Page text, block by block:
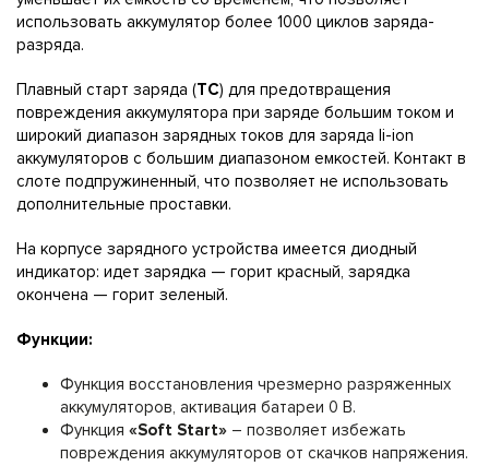
использовать аккумулятор более 1000 циклов заряда-
разряда.
Плавный старт заряда (TC) для предотвращения
повреждения аккумулятора при заряде большим током и
широкий диапазон зарядных токов для заряда li-ion
аккумуляторов с большим диапазоном емкостей. Контакт в
слоте подпружиненный, что позволяет не использовать
дополнительные проставки.
На корпусе зарядного устройства имеется диодный
индикатор: идет зарядка — горит красный, зарядка
окончена — горит зеленый.
Функции:
Функция восстановления чрезмерно разряженных
аккумуляторов, активация батареи 0 В.
Функция «Soft Start» – позволяет избежать
повреждения аккумуляторов от скачков напряжения.